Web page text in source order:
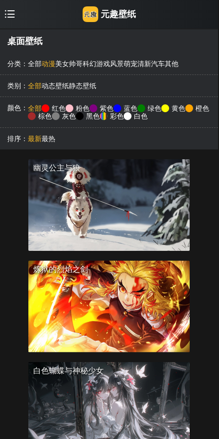
元趣壁纸
桌面壁纸
分类： 全部动漫美女帅哥科幻游戏风景萌宠清新汽车其他
类别： 全部动态壁纸静态壁纸
颜色： 全部 红色 粉色 紫色 蓝色 绿色 黄色
橙色
棕色
灰色 黑色 彩色 白色
排序： 最新最热
幽灵公主与狼
炼狱的烈焰之剑
白色蝴蝶与神秘少女